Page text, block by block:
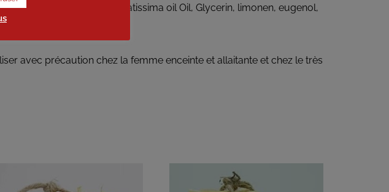
Aqua, Persea gratissima oil Oil, Glycerin, limonen, eugenol,
avec précaution chez la femme enceinte et allaitante et chez le très